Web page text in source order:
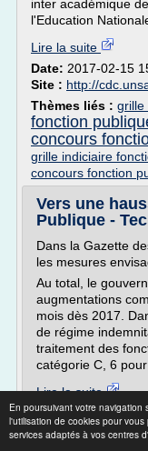
En poursuivant votre navigation
l'utilisation de cookies pour
services adaptés à vos centres
inter académique
l'Education
Lire la suite
Date: 2017-02-15
Site : http://
Thèmes liés : grille
fonction
concours
grille indiciaire
concours fonction
Vers une
Publique -
Dans la Gazette
les mesures
Au total, le
augmentations
mois dès 2017.
de régime
traitement des
catégorie C, 6 pour
Lire la suite
Site :http://